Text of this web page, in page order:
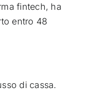
fintech, ha
entro 48
di cassa.